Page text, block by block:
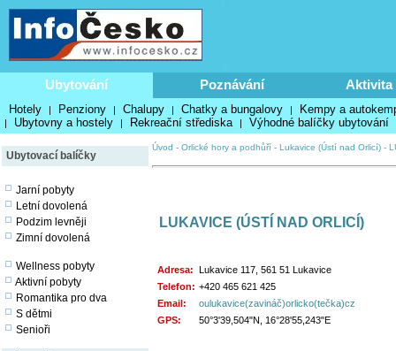
Ubytování Poznávání Aktivita
Hotely | Penziony | Chalupy | Chatky a bungalovy | Kempy a
| Ubytovny a hostely | Rekreační střediska | Výhodné balíčky ubytování
Ubytovací balíčky
Jarní pobyty
Letní dovolená
Podzim levněji
Zimní dovolená
Wellness pobyty
Aktivní pobyty
Romantika pro dva
S dětmi
Senioři
Úvod - Orlické hory a podhůří - Lukavice (Ústí nad Orlicí) -
LUKAVICE (ÚSTÍ NAD ORLICÍ)
Adresa: Lukavice 117, 561 51 Lukavice
Telefon: +420 465 621 425
Email:
oulukavice(zavináč)orlicko(tečka)cz
GPS:
50°3'39,504"N, 16°28'55,243"E